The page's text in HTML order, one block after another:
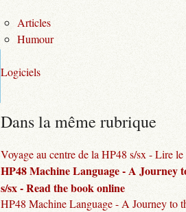
Articles
Humour
Logiciels
Dans la même rubrique
Voyage au centre de la HP48 s/sx - Lire
HP48 Machine Language - A Journey
s/sx - Read the book online
HP48 Machine Language - A Journey to